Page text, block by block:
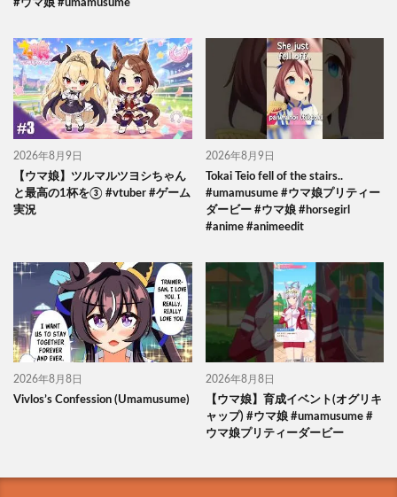
#ウマ娘 #umamusume
2026年8月9日
【ウマ娘】ツルマルツヨシちゃん
と最高の1杯を③ #vtuber #ゲーム
実況
2026年8月9日
Tokai Teio fell of the stairs..
#umamusume #ウマ娘プリティー
ダービー #ウマ娘 #horsegirl
#anime #animeedit
2026年8月8日
Vivlos’s Confession (Umamusume)
2026年8月8日
【ウマ娘】育成イベント(オグリキ
ャップ) #ウマ娘 #umamusume #
ウマ娘プリティーダービー